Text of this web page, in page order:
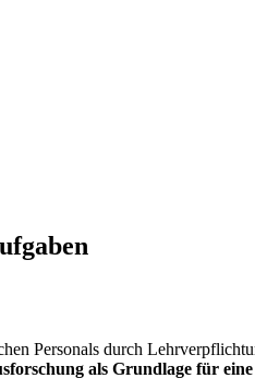
Personals durch
als Grundlage für